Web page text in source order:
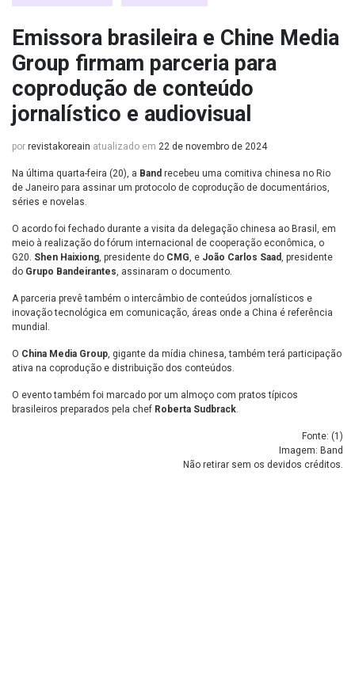
Emissora brasileira e Chine Media
Group firmam parceria para
coprodução de conteúdo
jornalístico e audiovisual
por revistakoreain atualizado em 22 de novembro de 2024
Na última quarta-feira (20), a Band recebeu uma comitiva chinesa no Rio
de Janeiro para assinar um protocolo de coprodução de documentários,
séries e novelas.
O acordo foi fechado durante a visita da delegação chinesa ao Brasil, em
meio à realização do fórum internacional de cooperação econômica, o
G20. Shen Haixiong, presidente do CMG, e João Carlos Saad, presidente
do Grupo Bandeirantes, assinaram o documento.
A parceria prevê também o intercâmbio de conteúdos jornalísticos e
inovação tecnológica em comunicação, áreas onde a China é referência
mundial.
O China Media Group, gigante da mídia chinesa, também terá participação
ativa na coprodução e distribuição dos conteúdos.
O evento também foi marcado por um almoço com pratos típicos
brasileiros preparados pela chef Roberta Sudbrack.
Fonte: (1 )
Imagem: Band
Não retirar sem os devidos créditos.